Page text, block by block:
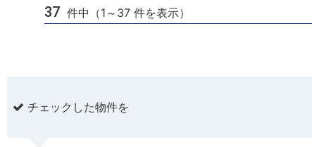
37 件中（1～37 件を表示）
チェックした物件を